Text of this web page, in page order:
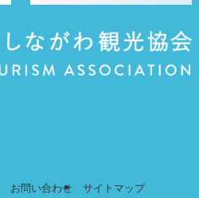
お問い合わせ サイトマップ